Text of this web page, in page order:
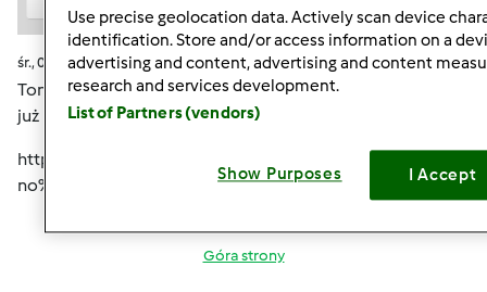
śr., 02/04/2015 - 18:39
#2
Tommy poczytaj sobie post - poniżej podaję link
już było zadane takie pytanie
http://www.przepisownia.pl/content/
no%25C5%259Bnik%25C3%25B3w
Góra strony
Use precise geolocation data. Actively scan device
identification. Store and/or access information on a
advertising and content, advertising and content
research and services development.
List of Partners (vendors)
Show Purposes I Accept